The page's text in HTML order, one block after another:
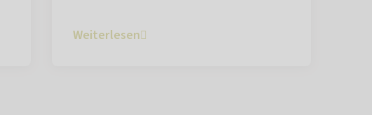
Weiterlesen